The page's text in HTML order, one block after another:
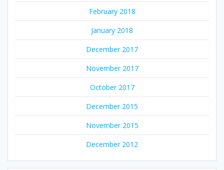
February 2018
January 2018
December 2017
November 2017
October 2017
December 2015
November 2015
December 2012